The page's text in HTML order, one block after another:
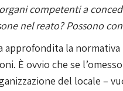
competenti a
nel reato? Possono
la
È ovvio che se
del locale –